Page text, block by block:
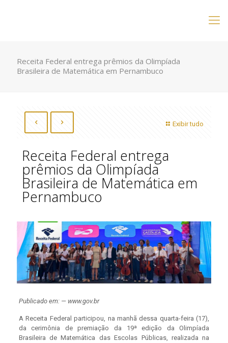
Receita Federal entrega prêmios da Olimpíada
Brasileira de Matemática em Pernambuco
Exibir tudo
Receita Federal entrega
prêmios da Olimpíada
Brasileira de Matemática em
Pernambuco
Publicado em: — www.gov.br
A Receita Federal participou, na manhã dessa quarta-feira (17),
da cerimônia de premiação da 19ª edição da Olimpíada
Brasileira de Matemática das Escolas Públicas, realizada na